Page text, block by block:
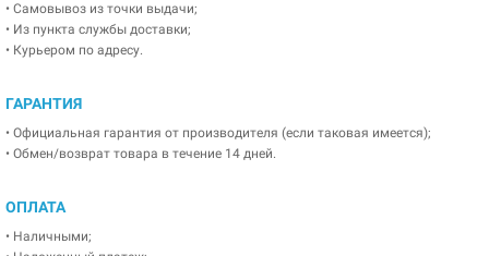
• Самовывоз из точки выдачи;
• Из пункта службы доставки;
• Курьером по адресу.
ГАРАНТИЯ
• Официальная гарантия от производителя (если таковая имеется);
• Обмен/возврат товара в течение 14 дней.
ОПЛАТА
• Наличными;